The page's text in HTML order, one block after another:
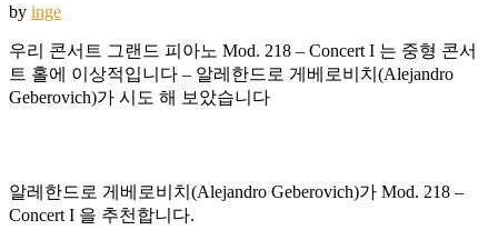
by inge
우리 콘서트 그랜드 피아노 Mod. 218 – Concert I 는 중형 콘서
트 홀에 이상적입니다 – 알레한드로 게베로비치(Alejandro
Geberovich)가 시도 해 보았습니다
알레한드로 게베로비치(Alejandro Geberovich)가 Mod. 218 –
Concert I 을 추천합니다.